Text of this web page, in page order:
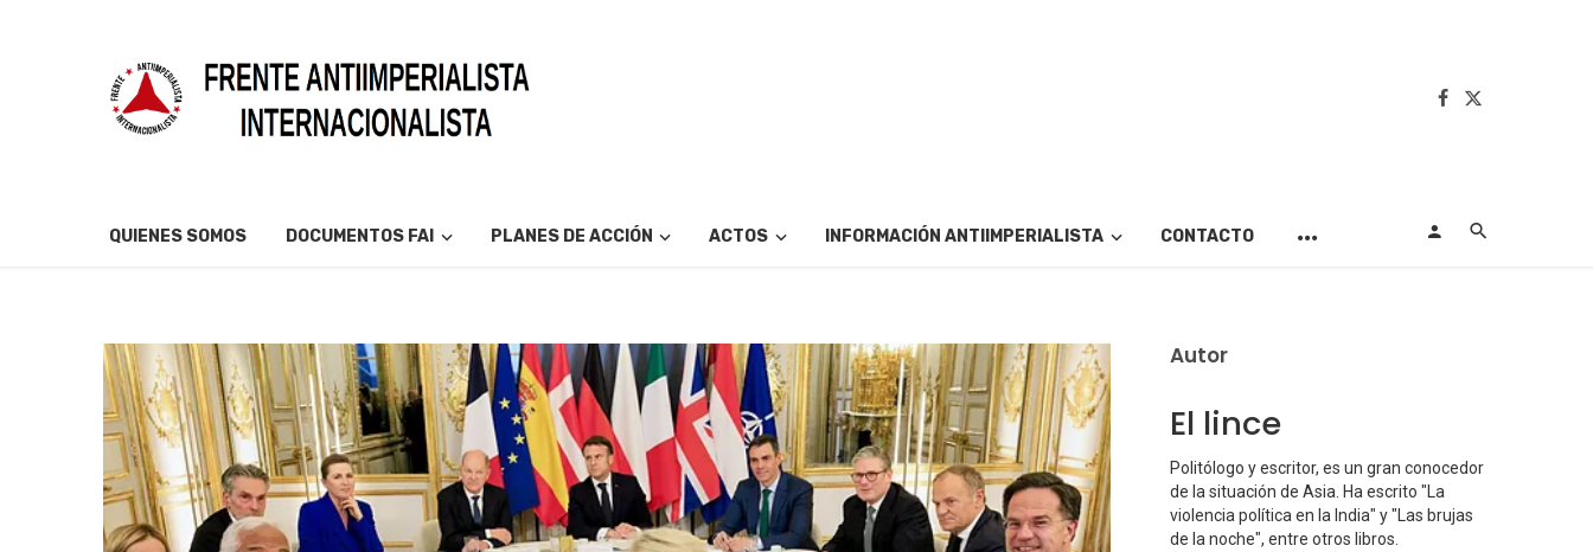
QUIENES SOMOS DOCUMENTOS FAI PLANES DE ACCIÓN ACTOS INFORMACIÓN ANTIIMPERIALISTA CONTACTO
Autor
El lince
Politólogo y escritor, es un gran conocedor
de la situación de Asia. Ha escrito "La
violencia política en la India" y "Las brujas
de la noche", entre otros libros.